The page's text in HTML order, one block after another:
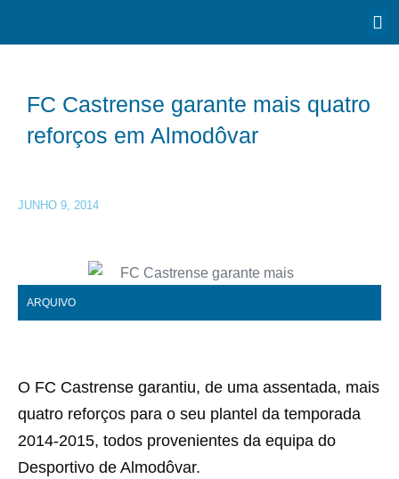
FC Castrense garante mais quatro
reforços em Almodôvar
JUNHO 9, 2014
ARQUIVO
O FC Castrense garantiu, de uma assentada, mais
quatro reforços para o seu plantel da temporada
2014-2015, todos provenientes da equipa do
Desportivo de Almodôvar.